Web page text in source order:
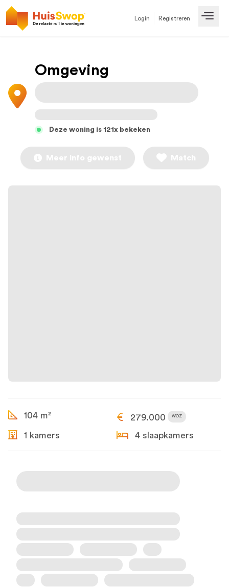
Login Registreren
Omgeving
Deze woning is 121x bekeken
Meer info gewenst Match
104 m² 279.000 WOZ
1 kamers 4 slaapkamers